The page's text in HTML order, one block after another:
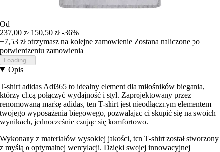
Od
237,00 zł 150,50 zł -36%
+7,53 złotrzymasz na kolejne zamowienie Zostana naliczone po
potwierdzeniu zamowienia
Loading...
Opis
T-shirt adidas Adi365 to idealny element dla miłośników biegania,
którzy chcą połączyć wydajność i styl. Zaprojektowany przez
renomowaną markę adidas, ten T-shirt jest nieodłącznym elementem
twojego wyposażenia biegowego, pozwalając ci skupić się na swoich
wynikach, jednocześnie czując się komfortowo.
Wykonany z materiałów wysokiej jakości, ten T-shirt został stworzony
z myślą o optymalnej wentylacji. Dzięki swojej innowacyjnej